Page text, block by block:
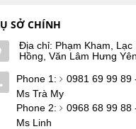
SỞ CHÍNH
Địa chỉ: Phạm Kham, Lạc
Hồng, Văn Lâm Hưng
Phone 1:
0981 69 99 89
Ms Trà My
Phone 2:
0968 68 99 88
Ms Linh